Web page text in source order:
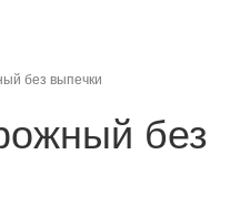
без выпечки
без